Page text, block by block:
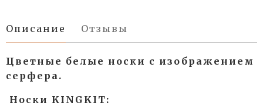
Описание Отзывы
Цветные белые носки с изображением
серфера.
Носки KINGKIT: